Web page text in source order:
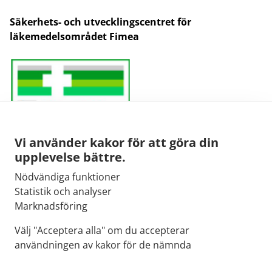
Vi använder kakor för att göra din
upplevelse bättre.
Nödvändiga funktioner
Statistik och analyser
Marknadsföring
Välj "Acceptera alla" om du accepterar
användningen av kakor för de nämnda
Säkerhets- och utvecklingscentret för
läkemedelsområdet Fimea
E-post:
kirjaamo@fimea.fi
Fimeas växel:
029 522 3341